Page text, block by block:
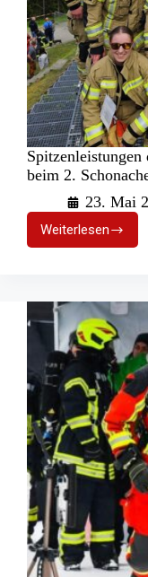
beim 2.
23. Mai
Weiterlesen
der
beim
2.